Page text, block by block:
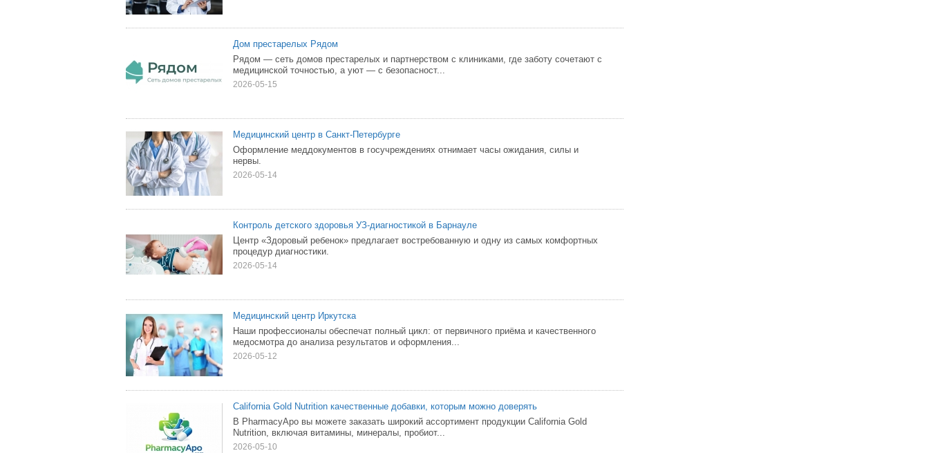
Дом престарелых Рядом
Рядом — сеть домов престарелых и партнерством с клиниками, где заботу сочетают с
медицинской точностью, а уют — с безопасност...
2026-05-15
Медицинский центр в Санкт-Петербурге
Оформление меддокументов в госучреждениях отнимает часы ожидания, силы и
нервы.
2026-05-14
Контроль детского здоровья УЗ-диагностикой в Барнауле
Центр «Здоровый ребенок» предлагает востребованную и одну из самых комфортных
процедур диагностики.
2026-05-14
Медицинский центр Иркутска
Наши профессионалы обеспечат полный цикл: от первичного приёма и качественного
медосмотра до анализа результатов и оформления...
2026-05-12
California Gold Nutrition качественные добавки, которым можно доверять
В PharmacyApo вы можете заказать широкий ассортимент продукции California Gold
Nutrition, включая витамины, минералы, пробиот...
2026-05-10